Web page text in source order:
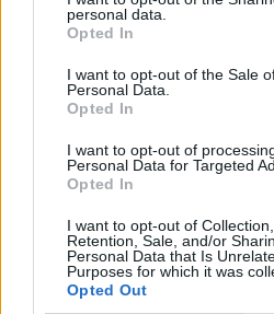
personal data.
Opted In
I want to opt-out of the Sale
Personal Data.
Opted In
I want to opt-out of
Personal Data for Targeted
Opted In
I want to opt-out of Collection,
Retention, Sale, and/or
Personal Data that Is
Purposes for which it was
Opted Out
αστυνομίας».
«Τα υπόλοιπα σχόλια, που
Κυβερνητικός Εκπρόσωπος,
πολλώ δε μάλλον οι
σε βάρος της
τον χρόνο που
κυρίας Καρυστιανού αλλά
περί εργαλειοποίησης του